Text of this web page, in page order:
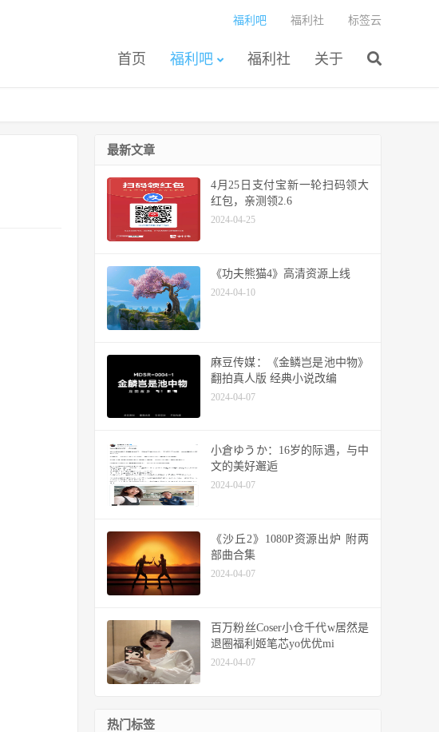
首页 福利吧 福利社 关于
福利吧 福利社 标签云
最新文章
4月25日支付宝新一轮扫码领大
红包，亲测领2.6
2024-04-25
《功夫熊猫4》高清资源上线
2024-04-10
麻豆传媒：《金鳞岂是池中物》
翻拍真人版 经典小说改编
2024-04-07
小倉ゆうか：16岁的际遇，与中
文的美好邂逅
2024-04-07
《沙丘2》1080P资源出炉 附两
部曲合集
2024-04-07
百万粉丝Coser小仓千代w居然是
退圈福利姬笔芯yo优优mi
2024-04-07
热门标签